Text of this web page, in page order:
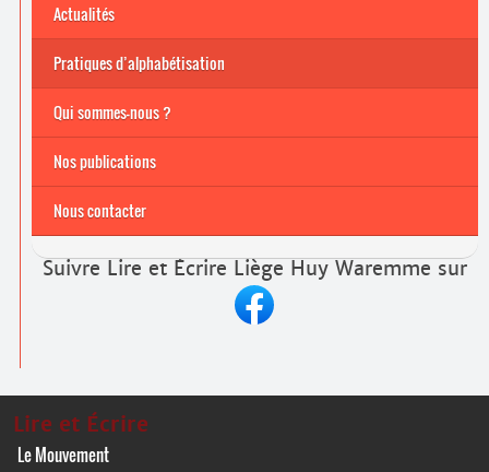
Actualités
Pratiques d’alphabétisation
Archives
Formations continuées 2026-2027
Qui sommes-nous ?
Nos publications
Nous contacter
Suivre Lire et Écrire Liège Huy Waremme sur
Lire et Écrire
Le Mouvement